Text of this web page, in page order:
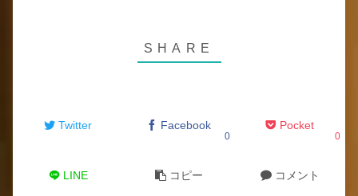
Twitter Facebook
0
Pocket
0
LINE コピー コメント